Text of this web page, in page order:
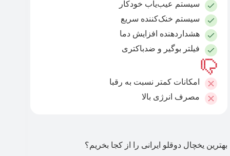
سیستم عیب‌یاب خودکار
سیستم خنک‌کننده سریع
هشداردهنده افزایش دما
فیلتر بوگیر و ضدباکتری
امکانات کمتر نسبت به رقبا
مصرف انرژی بالا
بهترین یخچال دوقلو ایرانی را از کجا بخریم؟